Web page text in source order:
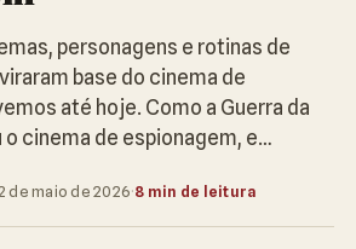
personagens e rotinas de
base do cinema de
até hoje. Como a Guerra da
cinema de espionagem, e…
de maio de 2026·8 min de leitura